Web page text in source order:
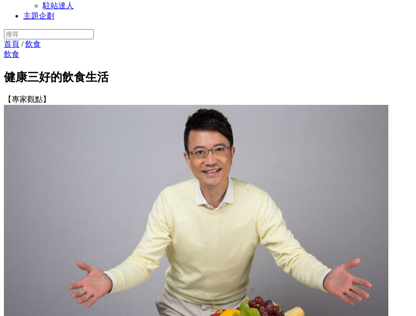
駐站達人
主題企劃
首頁 /飲食
飲食
健康三好的飲食生活
【專家觀點】